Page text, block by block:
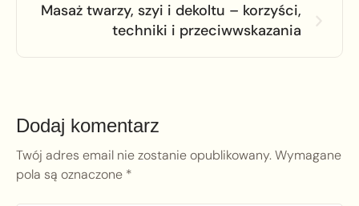
Masaż twarzy, szyi i dekoltu – korzyści,
techniki i przeciwwskazania
Dodaj komentarz
Twój adres email nie zostanie opublikowany.Wymagane
pola są oznaczone *